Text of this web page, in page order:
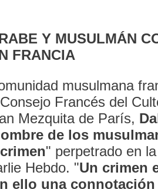
Y MUSULMÁN
FRANCIA
musulmana
Francés del
Mezquita de París,
de los
" perpetrado en
Hebdo. "Un crimen
ello una